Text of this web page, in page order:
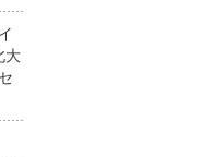
大